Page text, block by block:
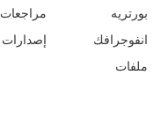
بورتريه
انفوجرافك
ملفات
مراجعات
إصدارات